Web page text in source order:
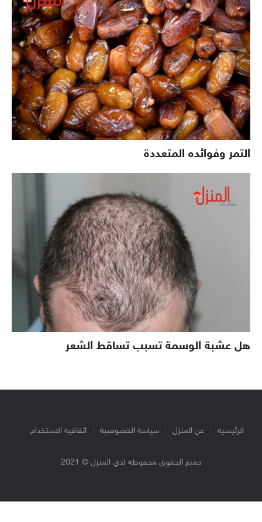
التمر وفوائده المتعددة
هل عشبة الوسمة تسبب تساقط الشعر
الرئيسيه عن المنزل سياسة الخصوصية اتفاقية الاستخدام
جميع الحقوق محفوظه لدي المنزل © 2021